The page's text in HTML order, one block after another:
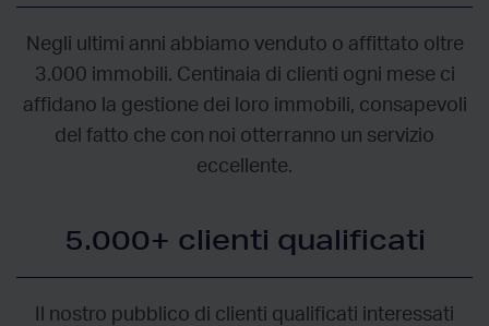
Negli ultimi anni abbiamo venduto o affittato oltre
3.000 immobili. Centinaia di clienti ogni mese ci
affidano la gestione dei loro immobili, consapevoli
del fatto che con noi otterranno un servizio
eccellente.
5.000+ clienti qualificati
Il nostro pubblico di clienti qualificati interessati